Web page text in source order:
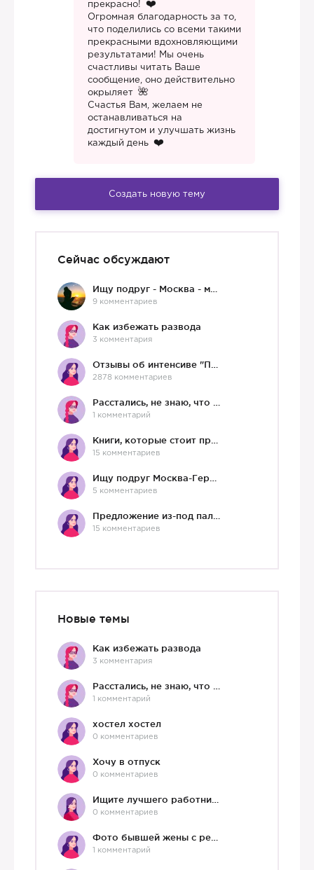
прекрасно!
Огромная благодарность за то,
что поделились со всеми такими
прекрасными вдохновляющими
результатами! Мы очень
счастливы читать Ваше
сообщение, оно действительно
окрыляет
Счастья Вам, желаем не
останавливаться на
достигнутом и улучшать жизнь
каждый день
Создать новую тему
Сейчас обсуждают
9 комментариев
Как избежать развода
3 комментария
2878 комментариев
1 комментарий
15 комментариев
5 комментариев
15 комментариев
Новые темы
Как избежать развода
3 комментария
1 комментарий
хостел хостел
0 комментариев
Хочу в отпуск
0 комментариев
0 комментариев
1 комментарий